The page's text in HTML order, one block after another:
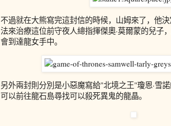
不過就在大熊寫完這封信的時候，山姆來了，他
法來治療這位前守夜人總指揮傑奧·莫爾蒙的兒子
會到達龍女手中。
另外兩封則分別是小惡魔寫給"北境之王"瓊恩·雪
可以前往龍石島尋找可以殺死異鬼的龍晶。